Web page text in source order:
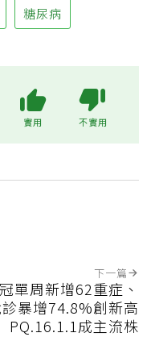
糖尿病
實用 不實用
下一篇
單周新增62重症、
暴增74.8%創新高
PQ.16.1.1成主流株